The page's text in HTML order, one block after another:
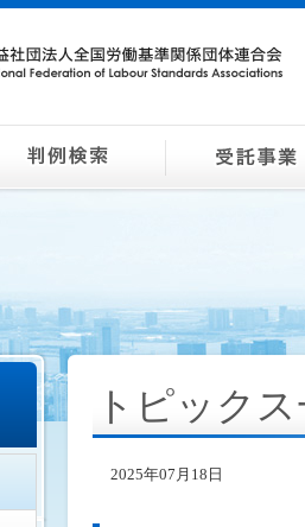
トピック
2025年07月18日